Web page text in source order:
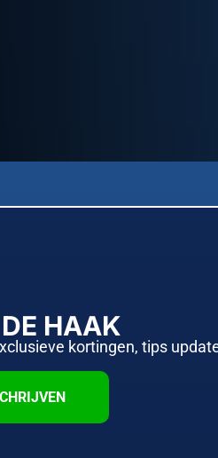
HAAK
kortingen, tips